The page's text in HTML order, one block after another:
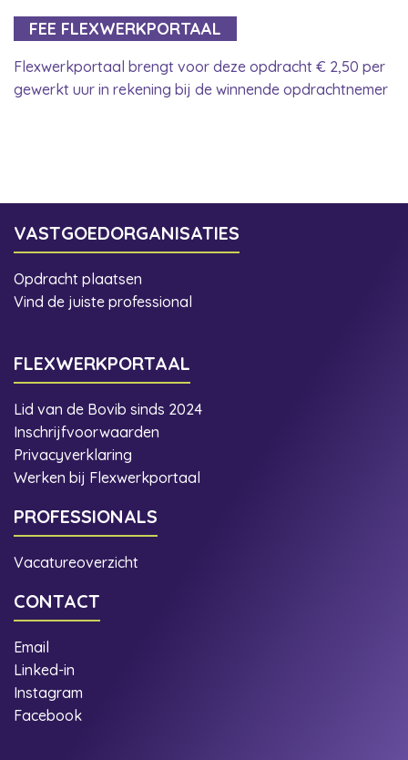
FEE FLEXWERKPORTAAL
Flexwerkportaal brengt voor deze opdracht € 2,50 per
gewerkt uur in rekening bij de winnende opdrachtnemer
VASTGOEDORGANISATIES
Opdracht plaatsen
Vind de juiste professional
FLEXWERKPORTAAL
Lid van de Bovib sinds 2024
Inschrijfvoorwaarden
Privacyverklaring
Werken bij Flexwerkportaal
PROFESSIONALS
Vacatureoverzicht
CONTACT
Email
Linked-in
Instagram
Facebook